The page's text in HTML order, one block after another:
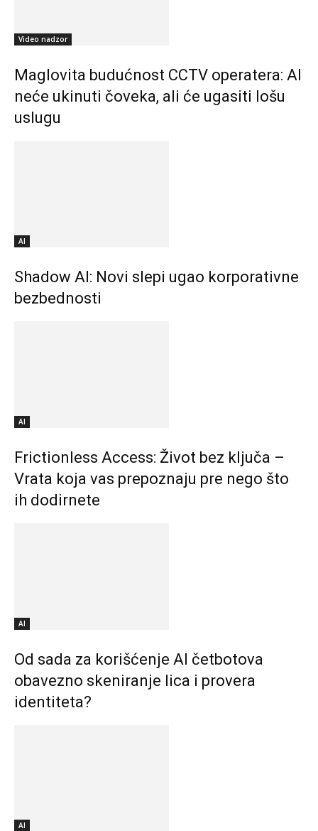
Video nadzor
Maglovita budućnost CCTV operatera: AI
neće ukinuti čoveka, ali će ugasiti lošu
uslugu
AI
Shadow AI: Novi slepi ugao korporativne
bezbednosti
AI
Frictionless Access: Život bez ključa –
Vrata koja vas prepoznaju pre nego što
ih dodirnete
AI
Od sada za korišćenje AI četbotova
obavezno skeniranje lica i provera
identiteta?
AI